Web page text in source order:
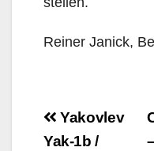
Reiner Janick,
Yakovlev
Yak-1b /